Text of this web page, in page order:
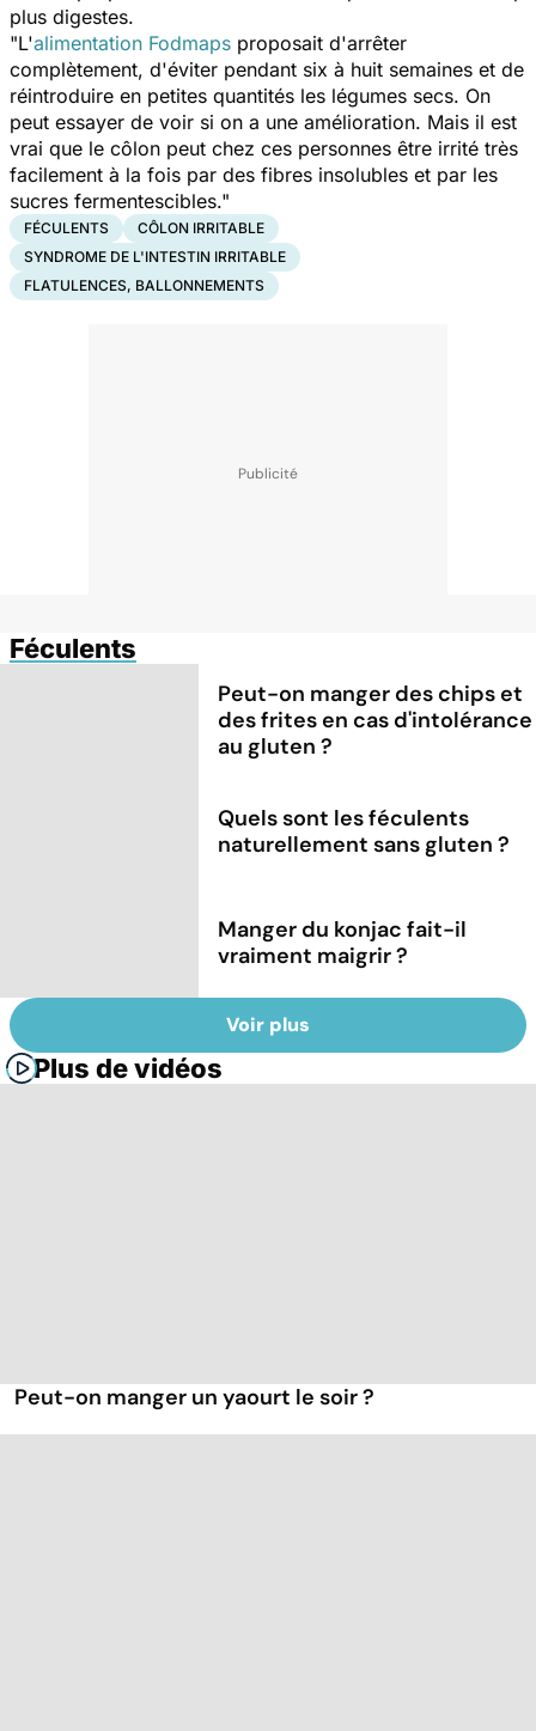
plus digestes.
"L'alimentation Fodmaps proposait d'arrêter
complètement, d'éviter pendant six à huit semaines et de
réintroduire en petites quantités les légumes secs. On
peut essayer de voir si on a une amélioration. Mais il est
vrai que le côlon peut chez ces personnes être irrité très
facilement à la fois par des fibres insolubles et par les
sucres fermentescibles."
FÉCULENTS
CÔLON IRRITABLE
SYNDROME DE L'INTESTIN IRRITABLE
FLATULENCES, BALLONNEMENTS
Féculents
Peut-on manger des chips et
des frites en cas d'intolérance
au gluten ?
Quels sont les féculents
naturellement sans gluten ?
Manger du konjac fait-il
vraiment maigrir ?
Voir plus
Plus de vidéos
Peut-on manger un yaourt le soir ?